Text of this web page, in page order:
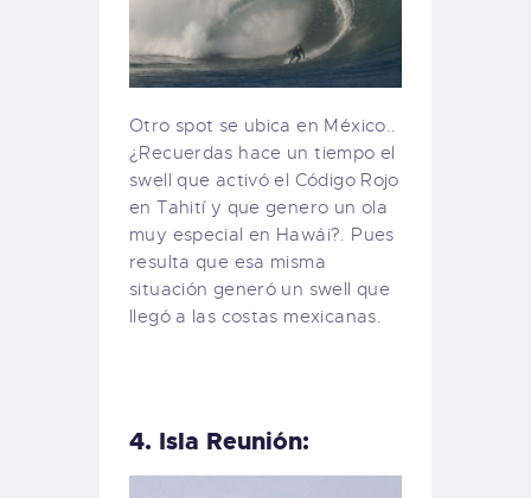
Otro spot se ubica en México..
¿Recuerdas hace un tiempo el
swell que activó el Código Rojo
en Tahití y que genero un ola
muy especial en Hawái?. Pues
resulta que esa misma
situación generó un swell que
llegó a las costas mexicanas.
4. Isla Reunión: